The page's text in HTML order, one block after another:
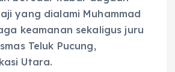
yang dialami Muhammad
keamanan sekaligus juru
Teluk Pucung,
Utara.